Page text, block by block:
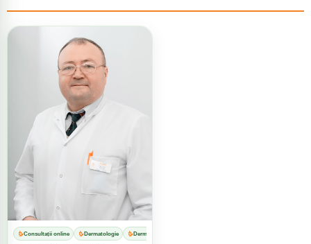
Consultații online Dermatologie Dermatovenerologie